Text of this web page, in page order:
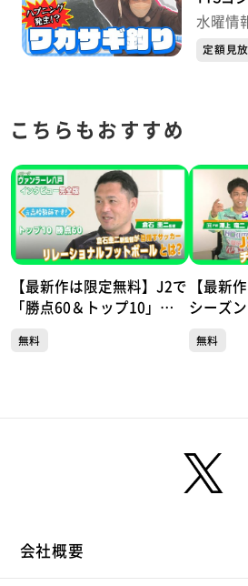
水曜情
定額見
こちらもおすすめ
【最新作は限定無料】J2で
「勝点60＆トップ10」目
圭二新監督が掲げる「リレ
無料
【最新
シーズ
アプレ
無料
会社概要